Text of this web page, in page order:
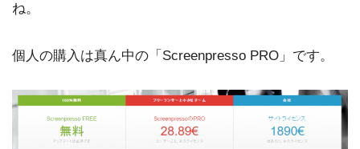
ね。
個人の購入は真ん中の「Screenpresso PRO」です。